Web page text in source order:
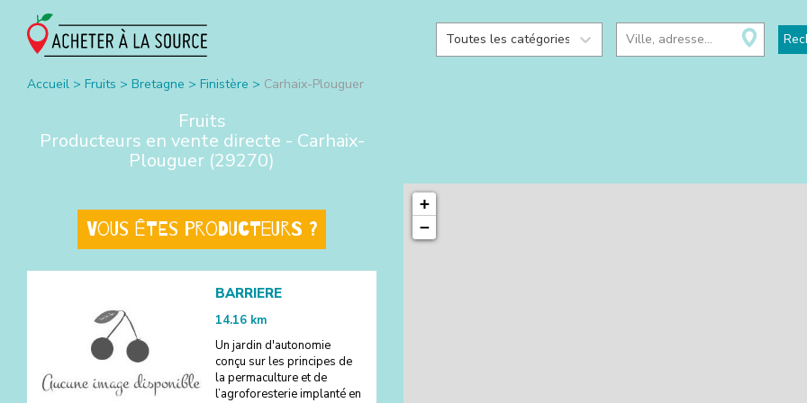
Toutes les catégories Ville, adresse...
Accueil > Fruits > Bretagne > Finistère > Carhaix-Plouguer
Fruits
Producteurs en vente directe - Carhaix-
Plouguer (29270)
Vous êtes producteurs ?
BARRIERE
14.16 km
Un jardin d'autonomie
conçu sur les principes de
la permaculture et de
l’agroforesterie implanté en
+
−